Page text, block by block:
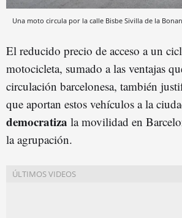
Una moto circula por la calle Bisbe Sivilla de la
El reducido precio de acceso a un
motocicleta, sumado a las ventajas
circulación barcelonesa, también
que aportan estos vehículos a la
democratiza la movilidad en
la agrupación.